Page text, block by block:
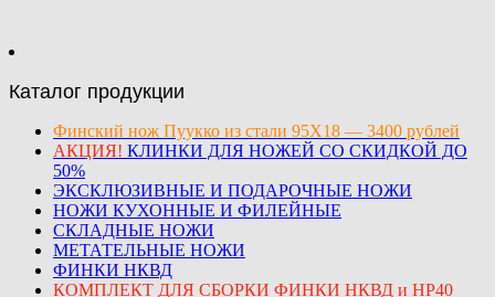
Каталог продукции
Финский нож Пуукко из стали 95Х18 — 3400 рублей
АКЦИЯ! КЛИНКИ ДЛЯ НОЖЕЙ СО СКИДКОЙ ДО
50%
ЭКСКЛЮЗИВНЫЕ И ПОДАРОЧНЫЕ НОЖИ
НОЖИ КУХОННЫЕ И ФИЛЕЙНЫЕ
СКЛАДНЫЕ НОЖИ
МЕТАТЕЛЬНЫЕ НОЖИ
ФИНКИ НКВД
КОМПЛЕКТ ДЛЯ СБОРКИ ФИНКИ НКВД и НР40